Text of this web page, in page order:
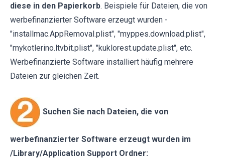
diese in den Papierkorb. Beispiele für Dateien, die von
werbefinanzierter Software erzeugt wurden -
"installmac.AppRemoval.plist", "myppes.download.plist",
"mykotlerino.ltvbit.plist", "kuklorest.update.plist", etc.
Werbefinanzierte Software installiert häufig mehrere
Dateien zur gleichen Zeit.
Suchen Sie nach Dateien, die von
werbefinanzierter Software erzeugt wurden im
/Library/Application Support Ordner: